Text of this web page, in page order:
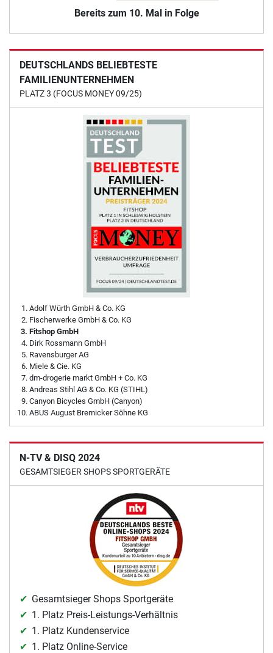
Bereits zum 10. Mal in Folge
DEUTSCHLANDS BELIEBTESTE
FAMILIENUNTERNEHMEN
PLATZ 3 (FOCUS MONEY 09/25)
Adolf Würth GmbH & Co. KG
Fischerwerke GmbH & Co. KG
Fitshop GmbH
Dirk Rossmann GmbH
Ravensburger AG
Miele & Cie. KG
dm-drogerie markt GmbH + Co. KG
Andreas Stihl AG & Co. KG (STIHL)
Canyon Bicycles GmbH (Canyon)
ABUS August Bremicker Söhne KG
N-TV & DISQ 2024
GESAMTSIEGER SHOPS SPORTGERÄTE
Gesamtsieger Shops Sportgeräte
1. Platz Preis-Leistungs-Verhältnis
1. Platz Kundenservice
1. Platz Online-Service